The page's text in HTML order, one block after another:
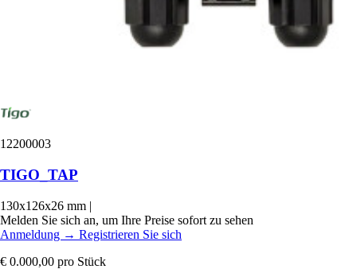
12200003
TIGO_TAP
130x126x26 mm |
Melden Sie sich an, um Ihre Preise sofort zu sehen
Anmeldung → Registrieren Sie sich
€ 0.000,00 pro Stück